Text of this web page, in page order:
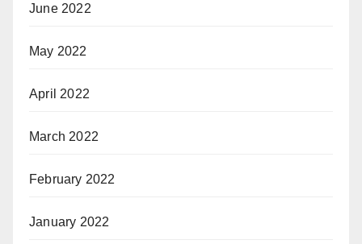
June 2022
May 2022
April 2022
March 2022
February 2022
January 2022